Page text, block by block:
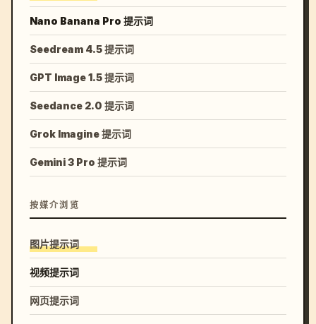
Nano Banana Pro 提示词
Seedream 4.5 提示词
GPT Image 1.5 提示词
Seedance 2.0 提示词
Grok Imagine 提示词
Gemini 3 Pro 提示词
按媒介浏览
图片提示词
视频提示词
网页提示词